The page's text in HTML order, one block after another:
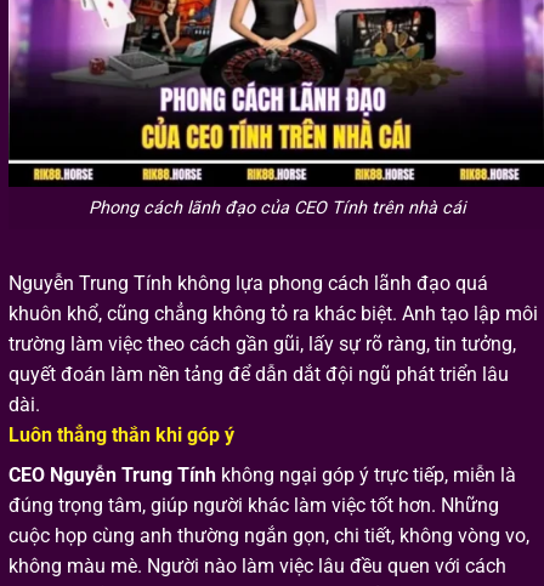
Phong cách lãnh đạo của CEO Tính trên nhà cái
Nguyễn Trung Tính không lựa phong cách lãnh đạo quá
khuôn khổ, cũng chẳng không tỏ ra khác biệt. Anh tạo lập môi
trường làm việc theo cách gần gũi, lấy sự rõ ràng, tin tưởng,
quyết đoán làm nền tảng để dẫn dắt đội ngũ phát triển lâu
dài.
Luôn thẳng thắn khi góp ý
CEO Nguyễn Trung Tính không ngại góp ý trực tiếp, miễn là
đúng trọng tâm, giúp người khác làm việc tốt hơn. Những
cuộc họp cùng anh thường ngắn gọn, chi tiết, không vòng vo,
không màu mè. Người nào làm việc lâu đều quen với cách